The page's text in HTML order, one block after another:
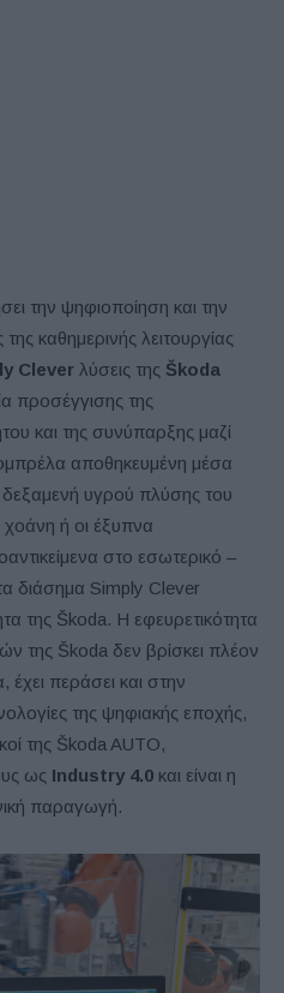
την ψηφιοποίηση και την
καθημερινής λειτουργίας
Clever λύσεις της Škoda
προσέγγισης της
και της συνύπαρξης μαζί
αποθηκευμένη μέσα
υγρού πλύσης του
ή οι έξυπνα
στο εσωτερικό –
διάσημα Simply Clever
της Škoda. Η εφευρετικότητα
της Škoda δεν βρίσκει πλέον
περάσει και στην
της ψηφιακής εποχής,
της Škoda AUTO,
ως Industry 4.0 και είναι η
παραγωγή.